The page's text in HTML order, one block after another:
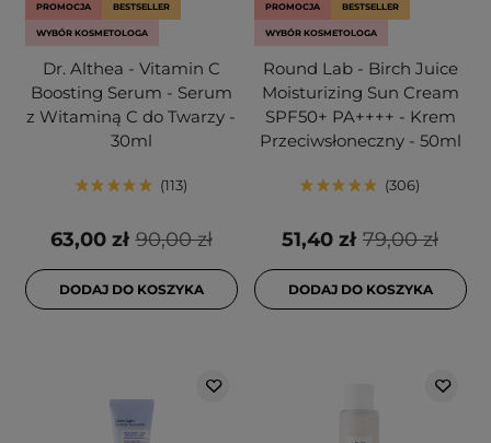
PROMOCJA BESTSELLER
WYBÓR KOSMETOLOGA
Dr. Althea - Vitamin C
Boosting Serum - Serum
z Witaminą C do Twarzy -
30ml
113
90,00 zł
63,00 zł
DODAJ DO KOSZYKA
PROMOCJA BESTSELLER
WYBÓR KOSMETOLOGA
Round Lab - Birch Juice
Moisturizing Sun Cream
SPF50+ PA++++ - Krem
Przeciwsłoneczny - 50ml
306
79,00 zł
51,40 zł
DODAJ DO KOSZYKA